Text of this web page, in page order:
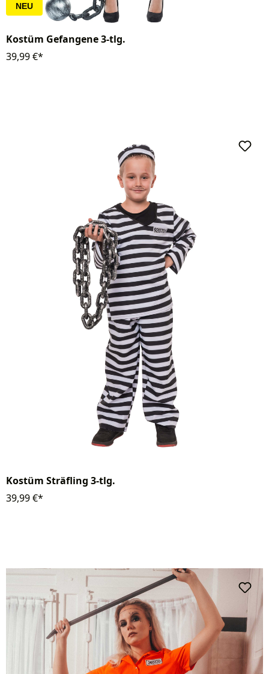
NEU
Kostüm Gefangene 3-tlg.
39,99 €*
Kostüm Sträfling 3-tlg.
39,99 €*